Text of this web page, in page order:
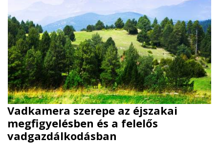
Vadkamera szerepe az éjszakai
megfigyelésben és a felelős
vadgazdálkodásban